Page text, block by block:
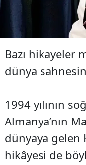
Bazı hikayeler
dünya
1994 yılının
Almanya’nın
dünyaya gelen
hikâyesi de